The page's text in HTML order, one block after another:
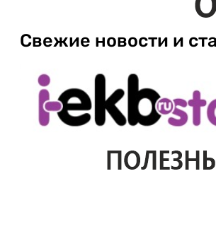
Свежие новости и